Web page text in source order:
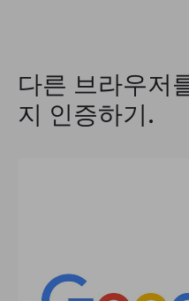
다른 브라우저
지 인증하기.